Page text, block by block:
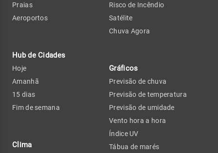
Praias
Aeroportos
Hub de Cidades
Hoje
Amanhã
15 dias
Fim de semana
Clima
Risco de Incêndio
Satélite
Chuva Agora
Gráficos
Previsão de chuva
Previsão de temperatura
Previsão de umidade
Vento hora a hora
Índice UV
Tábua de marés